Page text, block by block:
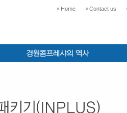
Home Contact us